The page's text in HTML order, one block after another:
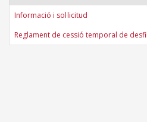
Informació i sol·licitud
Reglament de cessió temporal de